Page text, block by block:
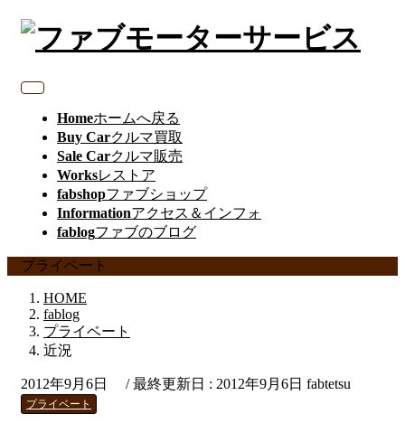
Homeホームへ戻る
Buy Carクルマ買取
Sale Carクルマ販売
Worksレストア
fabshopファブショップ
Informationアクセス＆インフォ
fablogファブのブログ
プライベート
HOME
fablog
プライベート
近況
2012年9月6日 / 最終更新日 : 2012年9月6日 fabtetsu
プライベート